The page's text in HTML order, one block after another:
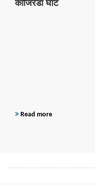
काजिरडा घाट
Read more